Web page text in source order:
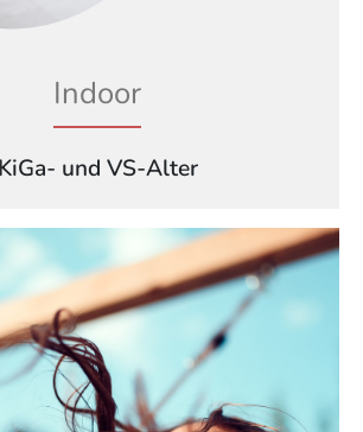
Indoor
KiGa- und VS-Alter